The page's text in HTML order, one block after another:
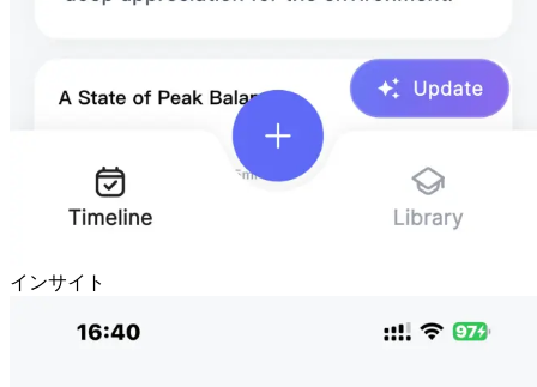
インサイト